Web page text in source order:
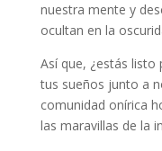
nuestra mente y
ocultan en la
Así que, ¿estás listo
tus sueños junto a
comunidad onírica
las maravillas de la